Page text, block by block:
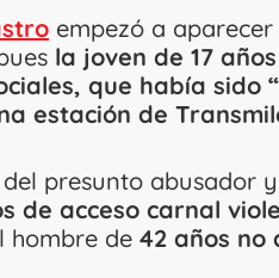
empezó a aparecer
la joven de 17
que había sido
estación de
presunto abusador
de acceso carnal
hombre de 42 años no